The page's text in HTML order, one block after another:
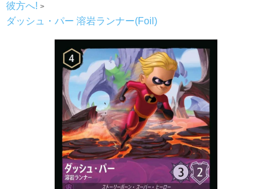
彼方へ!
ダッシュ・パー 溶岩ランナー(Foil)